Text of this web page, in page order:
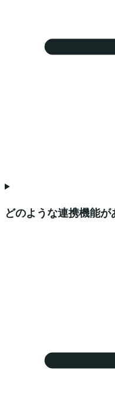
どのような連携機能が